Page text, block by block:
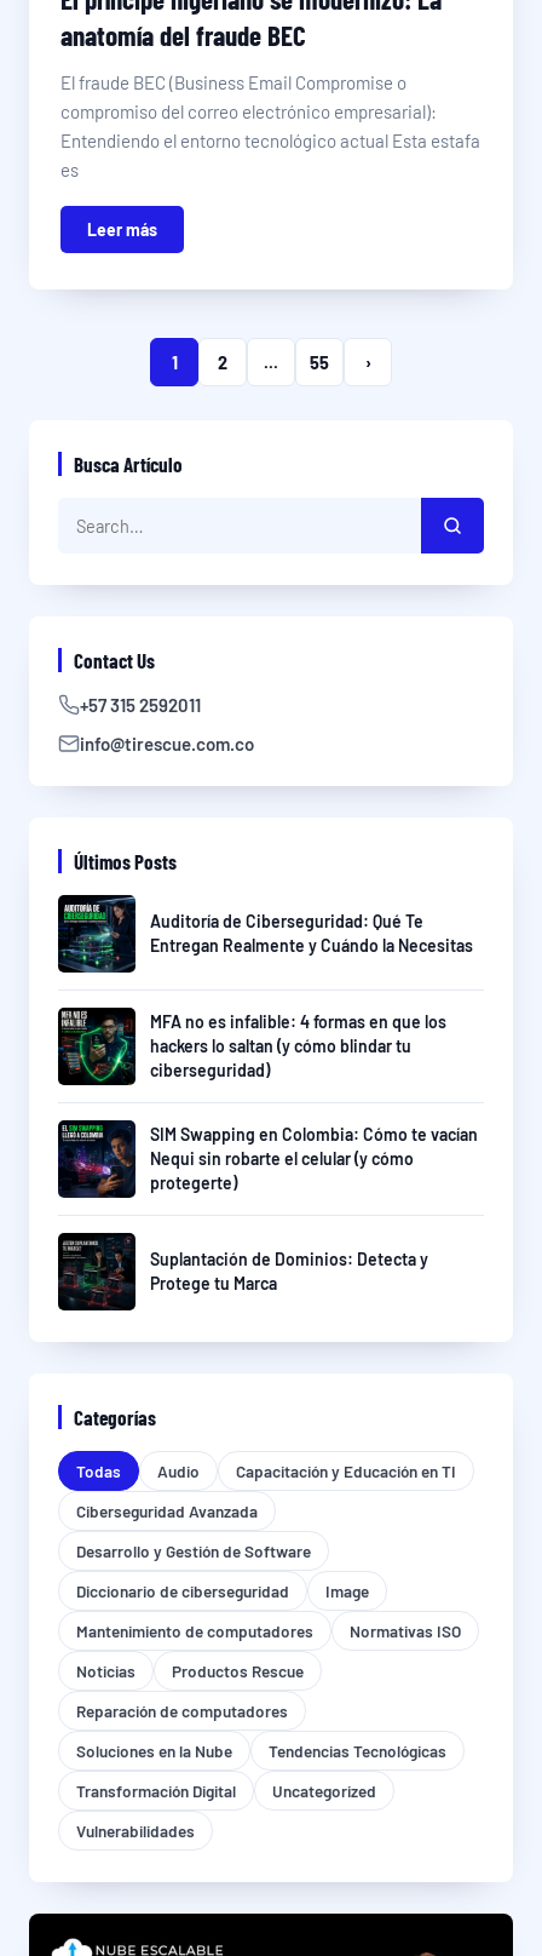
anatomía del fraude BEC
El fraude BEC (Business Email Compromise o
compromiso del correo electrónico empresarial):
Entendiendo el entorno tecnológico actual Esta estafa
es
Leer más
1 2 ... 55 ›
Busca Artículo
Contact Us
+57 315 2592011
info@tirescue.com.co
Últimos Posts
Auditoría de Ciberseguridad: Qué Te
Entregan Realmente y Cuándo la Necesitas
MFA no es infalible: 4 formas en que los
hackers lo saltan (y cómo blindar tu
ciberseguridad)
SIM Swapping en Colombia: Cómo te vacían
Nequi sin robarte el celular (y cómo
protegerte)
Suplantación de Dominios: Detecta y
Protege tu Marca
Categorías
Todas Audio
Capacitación y Educación en TI
Ciberseguridad Avanzada
Desarrollo y Gestión de Software
Diccionario de ciberseguridad
Image
Mantenimiento de computadores
Normativas ISO
Noticias
Productos Rescue
Reparación de computadores
Soluciones en la Nube
Tendencias Tecnológicas
Transformación Digital
Uncategorized
Vulnerabilidades